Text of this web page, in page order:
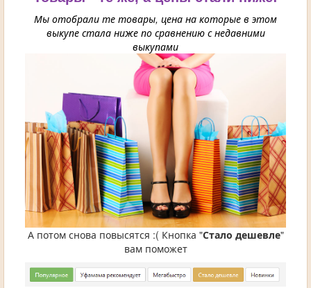
Мы отобрали те товары, цена на которые в этом
выкупе стала ниже по сравнению с недавними
выкупами
А потом снова повысятся :( Кнопка "Стало дешевле"
вам поможет